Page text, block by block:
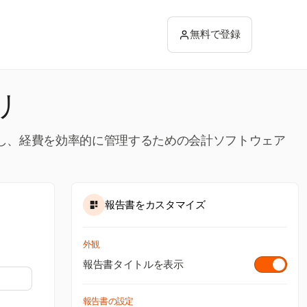
無料で登録
経費を効率的に管理するための会計ソフトウェア
報告書をカスタマイズ
外観
報告書タイトルを表示
報告書の設定